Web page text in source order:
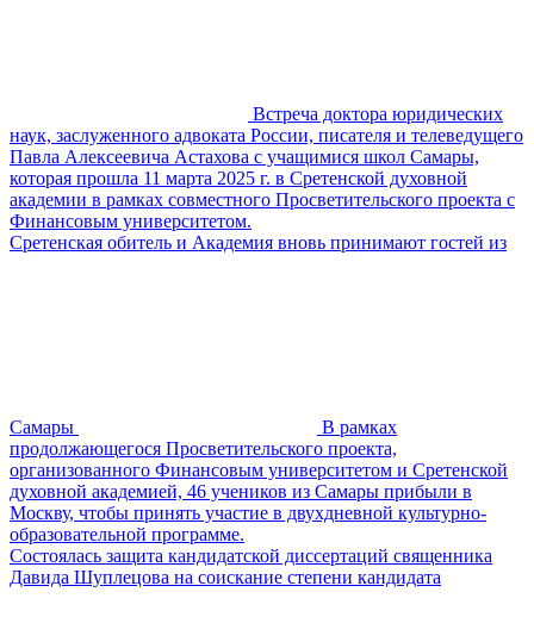
Встреча доктора юридических
наук, заслуженного адвоката России, писателя и телеведущего
Павла Алексеевича Астахова с учащимися школ Самары,
которая прошла 11 марта 2025 г. в Сретенской духовной
академии в рамках совместного Просветительского проекта с
Финансовым университетом.
Сретенская обитель и Академия вновь принимают гостей из
Самары
В рамках
продолжающегося Просветительского проекта,
организованного Финансовым университетом и Сретенской
духовной академией, 46 учеников из Самары прибыли в
Москву, чтобы принять участие в двухдневной культурно-
образовательной программе.
Состоялась защита кандидатской диссертаций священника
Давида Шуплецова на соискание степени кандидата